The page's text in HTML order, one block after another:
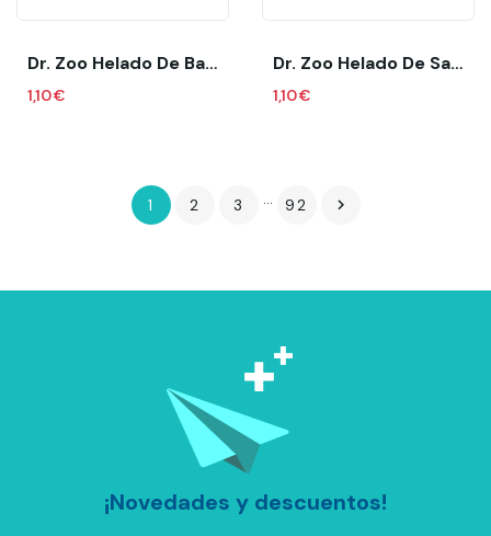
Dr. Zoo Helado De Banana Split (1 Unid)
1,10 €
Dr. Zoo Helado De Salchicha Y Queso (1 Unid)
1,10 €
1 2 3 … 92 
¡Novedades y descuentos!